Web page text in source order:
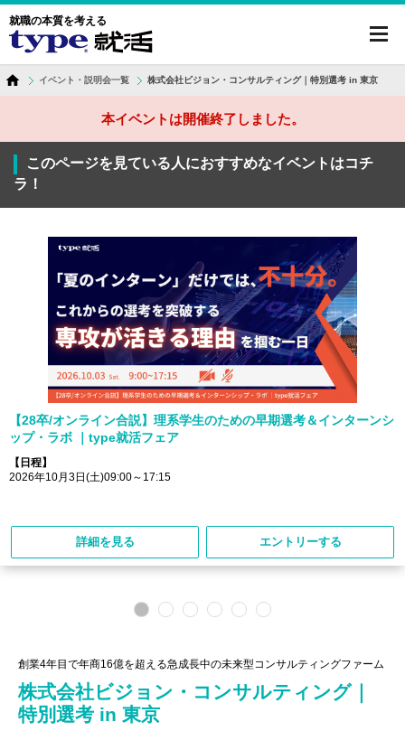
就職の本質を考える
イベント・説明会一覧 株式会社ビジョン・コンサルティング｜特別選考 in 東京
本イベントは開催終了しました。
このページを見ている人におすすめなイベントはコチ
ラ！
【28卒/オンライン合説】理系学生のための早期選考＆インターンシ
ップ・ラボ ｜type就活フェア
【日程】
2026年10月3日(土)09:00～17:15
詳細を見る エントリーする
創業4年目で年商16億を超える急成長中の未来型コンサルティングファーム
株式会社ビジョン・コンサルティング｜
特別選考 in 東京